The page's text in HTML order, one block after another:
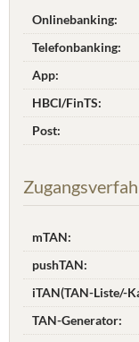
Onlinebanking:
Telefonbanking:
App:
HBCI/FinTS:
Post:
mTAN:
pushTAN:
iTAN(TAN-Liste/-
TAN-Generator: